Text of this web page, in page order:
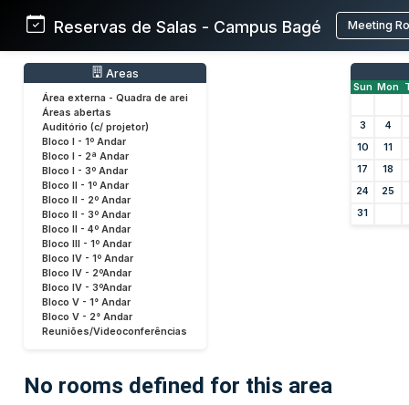
Reservas de Salas - Campus Bagé Meeting
Areas
Área externa - Quadra de arei
Áreas abertas
Auditório (c/ projetor)
Bloco I - 1º Andar
Bloco I - 2ª Andar
Bloco I - 3º Andar
Bloco II - 1º Andar
Bloco II - 2º Andar
Bloco II - 3º Andar
Bloco II - 4º Andar
Bloco III - 1º Andar
Bloco IV - 1º Andar
Bloco IV - 2ºAndar
Bloco IV - 3ºAndar
Bloco V - 1° Andar
Bloco V - 2° Andar
Reuniões/Videoconferências
Sun Mon
3
4
10
11
17
18
24
25
31
No rooms defined for this area